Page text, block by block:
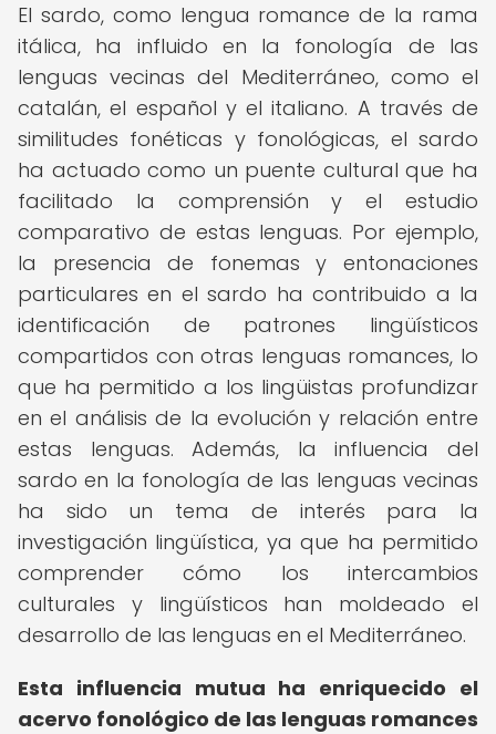
El sardo, como lengua romance de la rama
itálica, ha influido en la fonología de las
lenguas vecinas del Mediterráneo, como el
catalán, el español y el italiano. A través de
similitudes fonéticas y fonológicas, el sardo
ha actuado como un puente cultural que ha
facilitado la comprensión y el estudio
comparativo de estas lenguas. Por ejemplo,
la presencia de fonemas y entonaciones
particulares en el sardo ha contribuido a la
identificación de patrones lingüísticos
compartidos con otras lenguas romances, lo
que ha permitido a los lingüistas profundizar
en el análisis de la evolución y relación entre
estas lenguas. Además, la influencia del
sardo en la fonología de las lenguas vecinas
ha sido un tema de interés para la
investigación lingüística, ya que ha permitido
comprender cómo los intercambios
culturales y lingüísticos han moldeado el
desarrollo de las lenguas en el Mediterráneo.
Esta influencia mutua ha enriquecido el
acervo fonológico de las lenguas romances